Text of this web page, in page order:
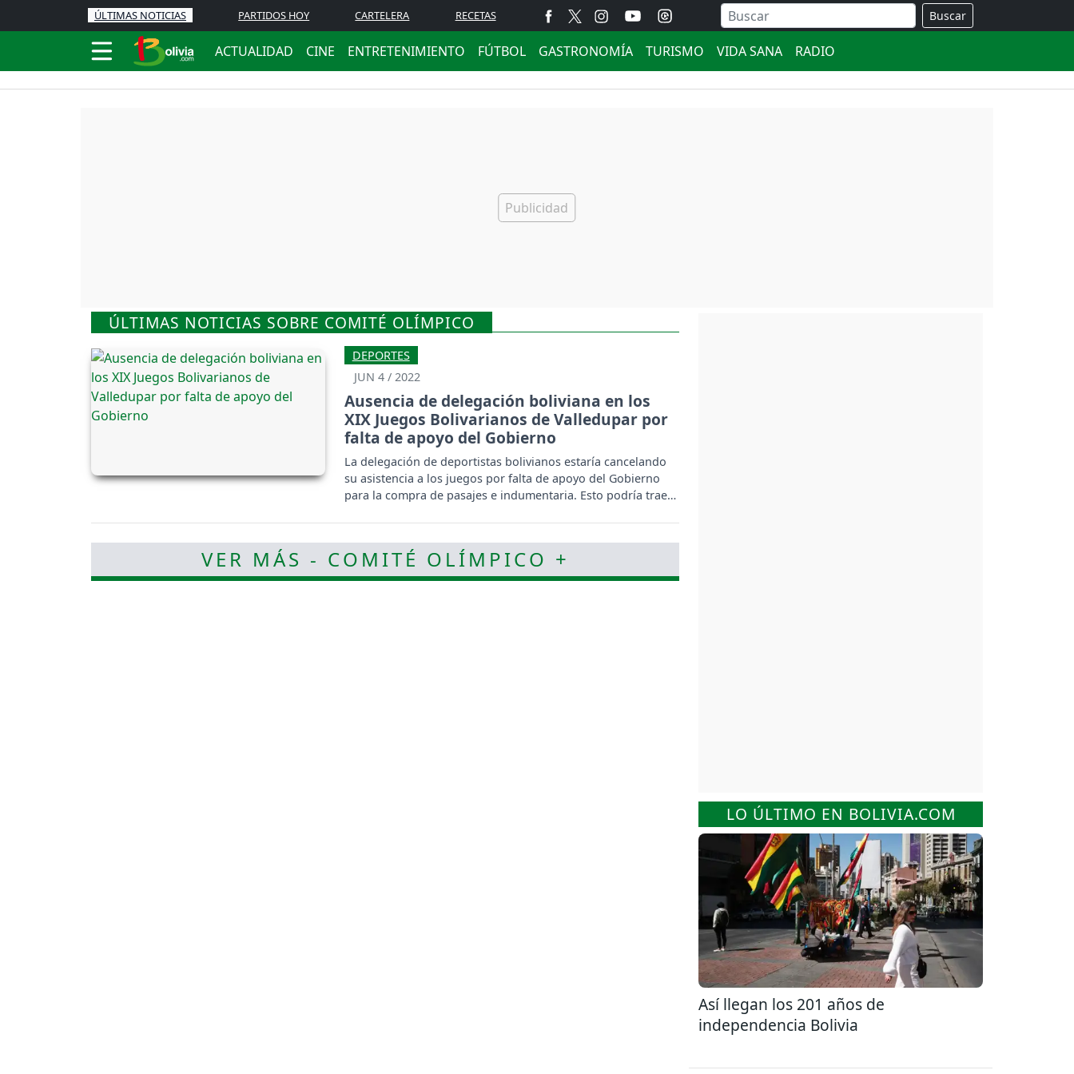
ÚLTIMAS NOTICIAS PARTIDOS HOY CARTELERA RECETAS Buscar
ACTUALIDAD CINE ENTRETENIMIENTO FÚTBOL GASTRONOMÍA TURISMO VIDA SANA RADIO
ÚLTIMAS NOTICIAS SOBRE COMITÉ OLÍMPICO
DEPORTES
JUN 4 / 2022
Ausencia de delegación boliviana en los
XIX Juegos Bolivarianos de Valledupar por
falta de apoyo del Gobierno
La delegación de deportistas bolivianos estaría cancelando
su asistencia a los juegos por falta de apoyo del Gobierno
para la compra de pasajes e indumentaria. Esto podría traer
VER MÁS - COMITÉ OLÍMPICO +
LO ÚLTIMO EN BOLIVIA.COM
Así llegan los 201 años de
independencia Bolivia